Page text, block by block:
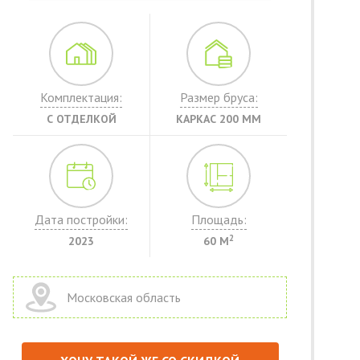
Комплектация:
С ОТДЕЛКОЙ
Размер бруса:
КАРКАС 200 ММ
Дата постройки:
2023
Площадь:
60 М2
Московская область